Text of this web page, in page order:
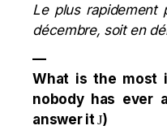
Le plus rapidement
décembre, soit en
—
What is the most
nobody has ever
answer it J)